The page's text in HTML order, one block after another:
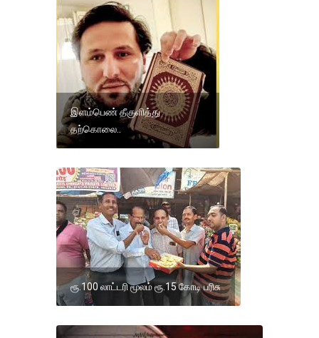
இளம்பெண் தீகுளித்து
தற்கொலை..
ரூ.100 லாட்டரி மூலம் ரூ.15 கோடி பரிசு